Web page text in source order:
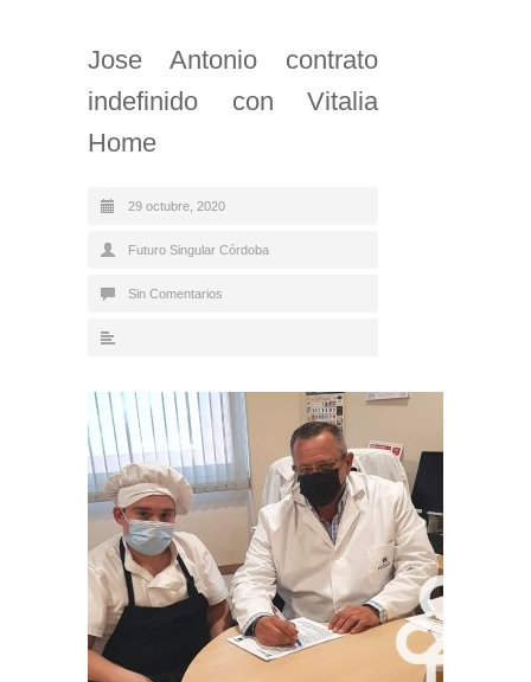
Jose Antonio contrato
indefinido con Vitalia
Home
29 octubre, 2020
Futuro Singular Córdoba
Sin Comentarios